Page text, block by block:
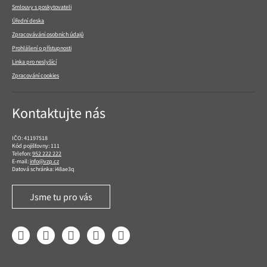
Smlouvy s poskytovateli
Úřední deska
Zpracovávání osobních údajů
Prohlášení o přístupnosti
Linka pro neslyšící
Zpracování cookies
Kontaktujte nás
IČO: 41197518
Kód pojišťovny: 111
Telefon:952 222 222
E-mail:info@vzp.cz
Datová schránka: i48ae3q
Jsme tu pro vás
FacebookLinkedIn YouTube InstagramTwitter